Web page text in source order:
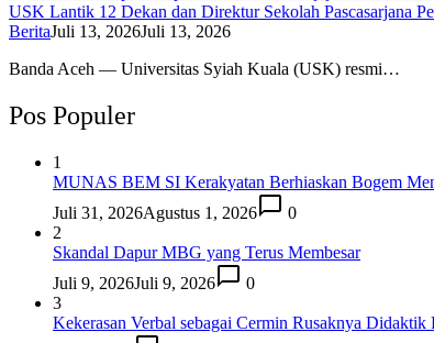
USK Lantik 12 Dekan dan Direktur Sekolah Pascasarjana
BeritaJuli 13, 2026Juli 13, 2026
Banda Aceh — Universitas Syiah Kuala (USK) resmi…
Pos Populer
1
MUNAS BEM SI Kerakyatan Berhiaskan Bogem
Juli 31, 2026Agustus 1, 2026
0
2
Skandal Dapur MBG yang Terus Membesar
Juli 9, 2026Juli 9, 2026
0
3
Kekerasan Verbal sebagai Cermin Rusaknya Didaktik